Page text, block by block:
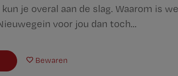
je overal aan de slag. Waarom is
voor jou dan toch...
Bewaren